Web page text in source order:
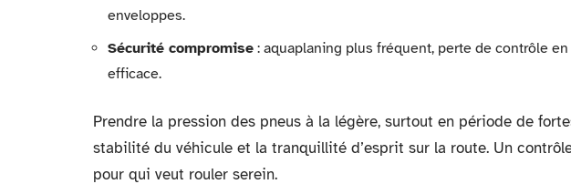
enveloppes.
Sécurité compromise : aquaplaning plus fréquent, perte de contrôle
efficace.
Prendre la pression des pneus à la légère, surtout en période de
stabilité du véhicule et la tranquillité d’esprit sur la route. Un
pour qui veut rouler serein.